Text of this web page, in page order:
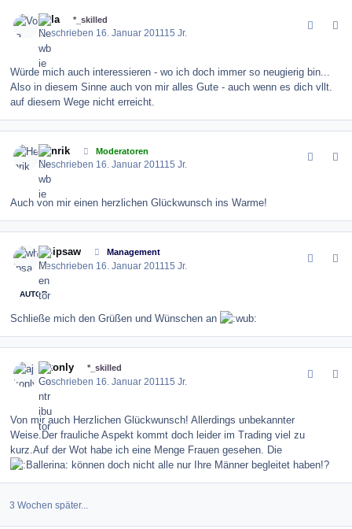
Vola *_skilled
Geschrieben 16. Januar 2011 15 Jr.
Würde mich auch interessieren - wo ich doch immer so neugierig bin...
Also in diesem Sinne auch von mir alles Gute - auch wenn es dich vllt.
auf diesem Wege nicht erreicht.
Henrik Moderatoren
Geschrieben 16. Januar 2011 15 Jr.
Auch von mir einen herzlichen Glückwunsch ins Warme!
whipsaw Management
Geschrieben 16. Januar 2011 15 Jr.
AUTOR
Schließe mich den Grüßen und Wünschen an
ajkonly *_skilled
Geschrieben 16. Januar 2011 15 Jr.
Von mir auch Herzlichen Glückwunsch! Allerdings unbekannter
Weise.Der frauliche Aspekt kommt doch leider im Trading viel zu
kurz.Auf der Wot habe ich eine Menge Frauen gesehen. Die
können doch nicht alle nur Ihre Männer begleitet haben!?
3 Wochen später...